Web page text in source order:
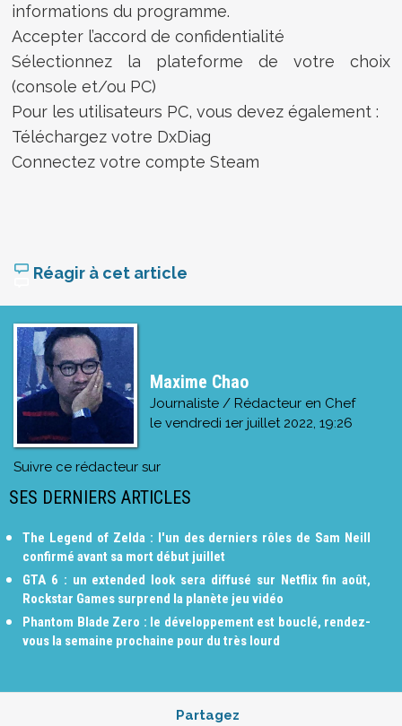
informations du programme.
Accepter l’accord de confidentialité
Sélectionnez la plateforme de votre choix
(console et/ou PC)
Pour les utilisateurs PC, vous devez également :
Téléchargez votre DxDiag
Connectez votre compte Steam
Réagir à cet article
Maxime Chao
Journaliste / Rédacteur en Chef
le vendredi 1er juillet 2022, 19:26
Suivre ce rédacteur sur
SES DERNIERS ARTICLES
The Legend of Zelda : l'un des derniers rôles de Sam Neill
confirmé avant sa mort début juillet
GTA 6 : un extended look sera diffusé sur Netflix fin août,
Rockstar Games surprend la planète jeu vidéo
Phantom Blade Zero : le développement est bouclé, rendez-
vous la semaine prochaine pour du très lourd
Partagez